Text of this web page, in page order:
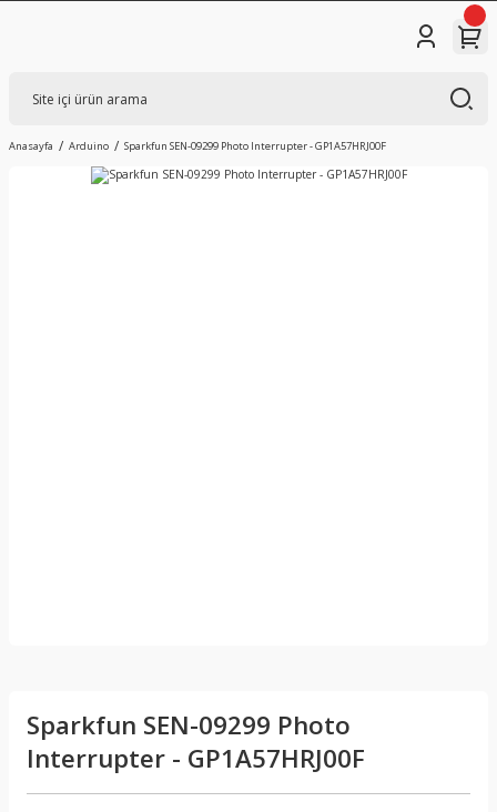
Anasayfa Arduino Sparkfun SEN-09299 Photo Interrupter - GP1A57HRJ00F
Sparkfun SEN-09299 Photo
Interrupter - GP1A57HRJ00F